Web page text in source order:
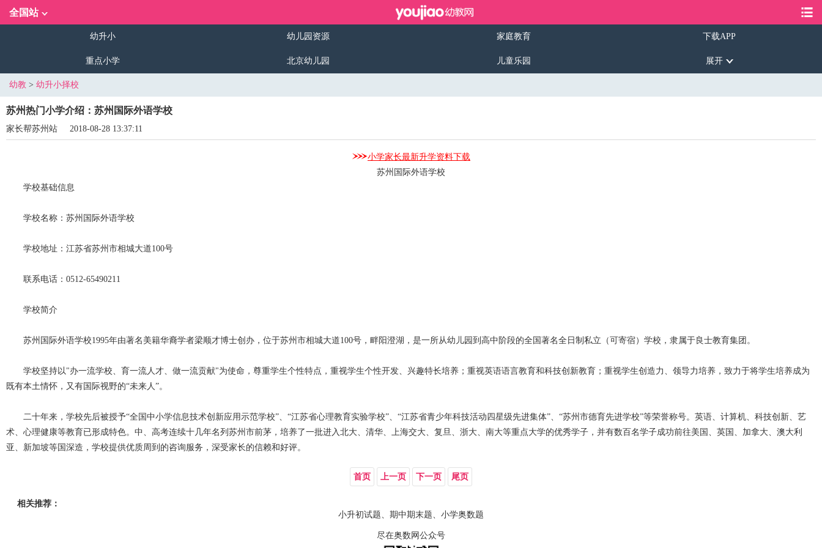
全国站
幼升小 幼儿园资源 家庭教育 下载APP
重点小学 北京幼儿园 儿童乐园 展开
幼教 > 幼升小择校
苏州热门小学介绍：苏州国际外语学校
家长帮苏州站 2018-08-28 13:37:11
小学家长最新升学资料下载
苏州国际外语学校
学校基础信息
学校名称：苏州国际外语学校
学校地址：江苏省苏州市相城大道100号
联系电话：0512-65490211
学校简介
苏州国际外语学校1995年由著名美籍华裔学者梁顺才博士创办，位于苏州市相城大道100号，畔阳澄湖，是一所从幼儿园到高中阶段的全国著名全日制私立（可寄宿）学校，隶属于良士教育集团。
学校坚持以"办一流学校、育一流人才、做一流贡献"为使命，尊重学生个性特点，重视学生个性开发、兴趣特长培养；重视英语语言教育和科技创新教育；重视学生创造力、领导力培养，致力于将学生培养成为
既有本土情怀，又有国际视野的“未来人”。
二十年来，学校先后被授予“全国中小学信息技术创新应用示范学校”、“江苏省心理教育实验学校”、“江苏省青少年科技活动四星级先进集体”、“苏州市德育先进学校”等荣誉称号。英语、计算机、科技创新、艺
术、心理健康等教育已形成特色。中、高考连续十几年名列苏州市前茅，培养了一批进入北大、清华、上海交大、复旦、浙大、南大等重点大学的优秀学子，并有数百名学子成功前往美国、英国、加拿大、澳大利
亚、新加坡等国深造，学校提供优质周到的咨询服务，深受家长的信赖和好评。
首页 上一页 下一页 尾页
相关推荐：
小升初试题、期中期末题、小学奥数题
尽在奥数网公众号